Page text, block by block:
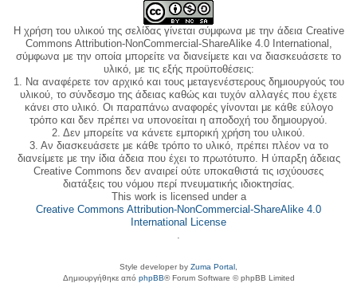
Η χρήση του υλικού της σελίδας γίνεται σύμφωνα με την άδεια Creative
Commons Attribution-NonCommercial-ShareAlike 4.0 International,
σύμφωνα με την οποία μπορείτε να διανείμετε και να διασκευάσετε το
υλικό, με τις εξής προϋποθέσεις:
1. Να αναφέρετε τον αρχικό και τους μεταγενέστερους δημιουργούς του
υλικού, το σύνδεσμο της άδειας καθώς και τυχόν αλλαγές που έχετε
κάνει στο υλικό. Οι παραπάνω αναφορές γίνονται με κάθε εύλογο
τρόπο και δεν πρέπει να υπονοείται η αποδοχή του δημιουργού.
2. Δεν μπορείτε να κάνετε εμπορική χρήση του υλικού.
3. Αν διασκευάσετε με κάθε τρόπο το υλικό, πρέπει πλέον να το
διανείμετε με την ίδια άδεια που έχει το πρωτότυπο. Η ύπαρξη άδειας
Creative Commons δεν αναιρεί ούτε υποκαθιστά τις ισχύουσες
διατάξεις του νόμου περί πνευματικής ιδιοκτησίας.
This work is licensed under a
Creative Commons Attribution-NonCommercial-ShareAlike 4.0
International License
Style developer by Zuma Portal ,
Δημιουργήθηκε από phpBB® Forum Software © phpBB Limited